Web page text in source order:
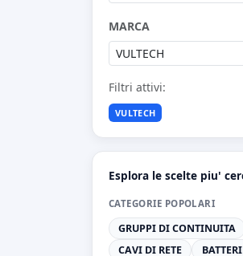
MARCA
Filtri attivi:
VULTECH
Esplora le scelte piu'
CATEGORIE POPOLARI
GRUPPI DI CONTINUITA
CAVI DI RETE